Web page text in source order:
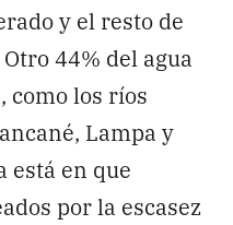
y el resto de
44% del agua
como los ríos
Lampa y
está en que
por la escasez